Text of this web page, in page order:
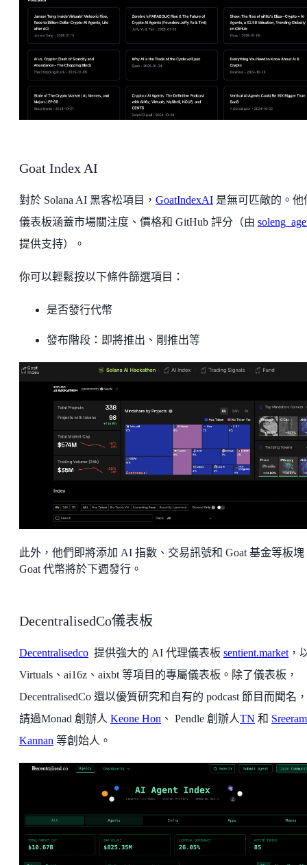
Goat Index AI
對於 Solana AI 黑客松項目， GoatIndexAI 是無可匹敵的。他
儀表板涵蓋市場關注度、價格和 GitHub 評分（由
提供支持）。
你可以輕鬆按以下條件篩選項目：
是否發行代幣
發布階段：即將推出、剛推出等
此外，他們即將添加 AI 指數、交易訊號和 Goat 基金等板塊
Goat 代幣將於下週發行。
DecentralisedCo儀表板
Decentralisedco 提供強大的 AI 代理儀表板 sentient.market ，
Virtuals、ai16z、aixbt 等項目的專屬儀表板。除了儀表板，
DecentralisedCo 還以優質研究和自有的 podcast 節目而聞名
請過Monad 創辦人 Keone Hon 、 Pendle 創辦人TN 和 Sreeram
Kannan 等創始人。